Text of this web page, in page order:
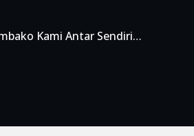
Kami Antar Sendiri…